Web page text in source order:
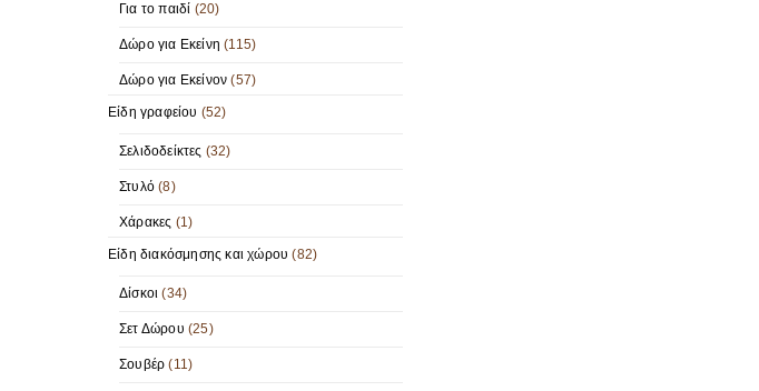
Για το παιδί (20)
Δώρο για Εκείνη (115)
Δώρο για Εκείνον (57)
Είδη γραφείου (52)
Σελιδοδείκτες (32)
Στυλό (8)
Χάρακες (1)
Είδη διακόσμησης και χώρου (82)
Δίσκοι (34)
Σετ Δώρου (25)
Σουβέρ (11)